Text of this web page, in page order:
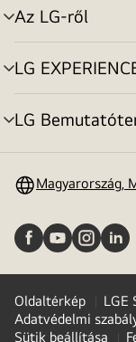
Az LG-ről
menu
toggle
LG
menu
toggle
LG
menu
Magyarország,
Oldaltérkép
LGE
Adatvédelmi
Sütik beállítása